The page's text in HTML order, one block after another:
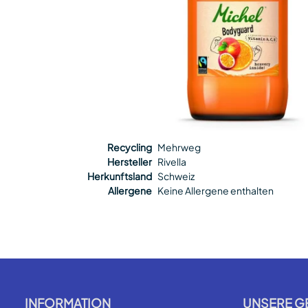
Recycling Mehrweg
Hersteller Rivella
Herkunftsland Schweiz
Allergene Keine Allergene enthalten
INFORMATION UNSERE